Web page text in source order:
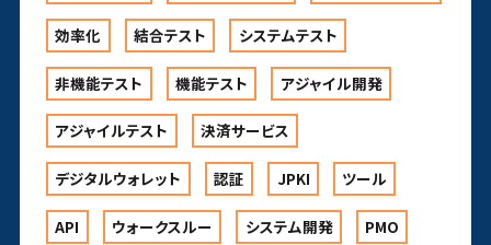
効率化 結合テスト システムテスト
非機能テスト 機能テスト アジャイル開発
アジャイルテスト 決済サービス
デジタルウォレット 認証 JPKI ツール
API ウォークスルー システム開発 PMO